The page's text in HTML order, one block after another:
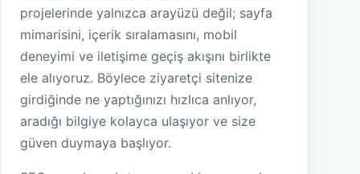
projelerinde yalnızca arayüzü değil; sayfa
mimarisini, içerik sıralamasını, mobil
deneyimi ve iletişime geçiş akışını birlikte
ele alıyoruz. Böylece ziyaretçi sitenize
girdiğinde ne yaptığınızı hızlıca anlıyor,
aradığı bilgiye kolayca ulaşıyor ve size
güven duymaya başlıyor.